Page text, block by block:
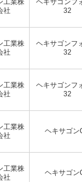
社
32
工業株
社
ヘキサゴンフ
32
工業株
社
ヘキサゴンフ
32
工業株
社
ヘキサゴン
工業株
社
ヘキサゴン